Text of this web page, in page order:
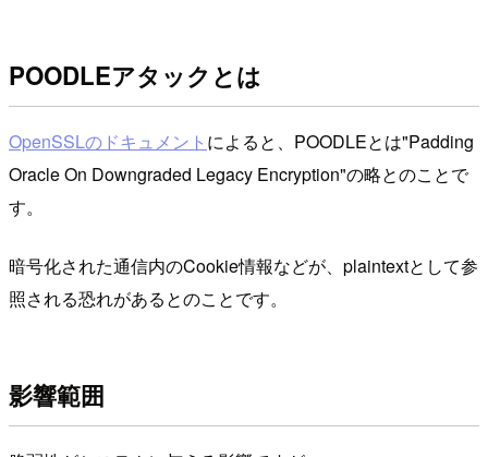
POODLEアタックとは
OpenSSLのドキュメント によると、POODLEとは"Padding
Oracle On Downgraded Legacy Encryption"の略とのことで
す。
暗号化された通信内のCookie情報などが、plaintextとして参
照される恐れがあるとのことです。
影響範囲